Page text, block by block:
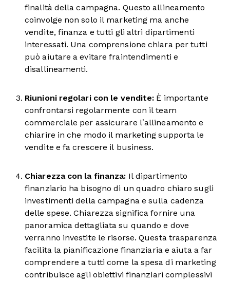
finalità della campagna. Questo allineamento
coinvolge non solo il marketing ma anche
vendite, finanza e tutti gli altri dipartimenti
interessati. Una comprensione chiara per tutti
può aiutare a evitare fraintendimenti e
disallineamenti.
Riunioni regolari con le vendite: È importante
confrontarsi regolarmente con il team
commerciale per assicurare l’allineamento e
chiarire in che modo il marketing supporta le
vendite e fa crescere il business.
Chiarezza con la finanza: Il dipartimento
finanziario ha bisogno di un quadro chiaro sugli
investimenti della campagna e sulla cadenza
delle spese. Chiarezza significa fornire una
panoramica dettagliata su quando e dove
verranno investite le risorse. Questa trasparenza
facilita la pianificazione finanziaria e aiuta a far
comprendere a tutti come la spesa di marketing
contribuisce agli obiettivi finanziari complessivi